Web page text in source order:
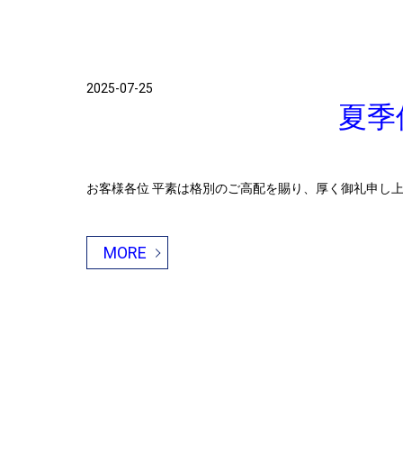
2025-07-25
夏
お客様各位 平素は格別のご高配を賜り、厚く御礼申し
MORE